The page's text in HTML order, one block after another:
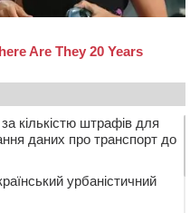
кількістю штрафів для
даних про транспорт до
урбаністичний